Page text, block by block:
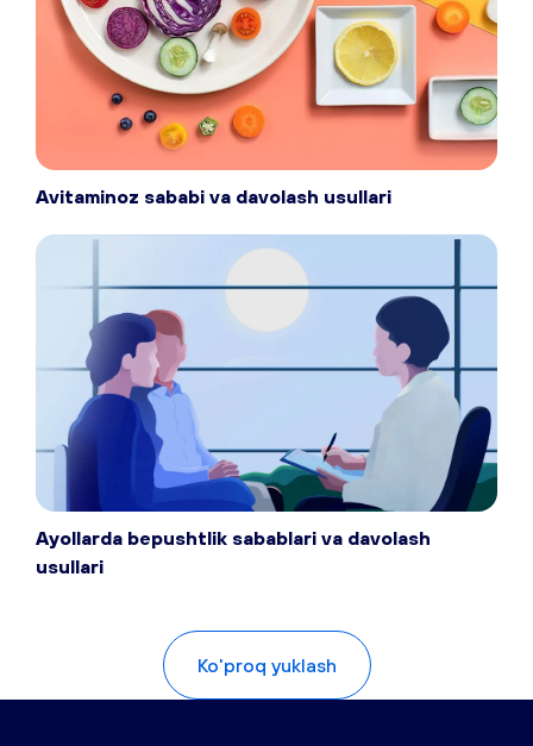
Avitaminoz sababi va davolash usullari
Ayollarda bepushtlik sabablari va davolash
usullari
Ko'proq yuklash